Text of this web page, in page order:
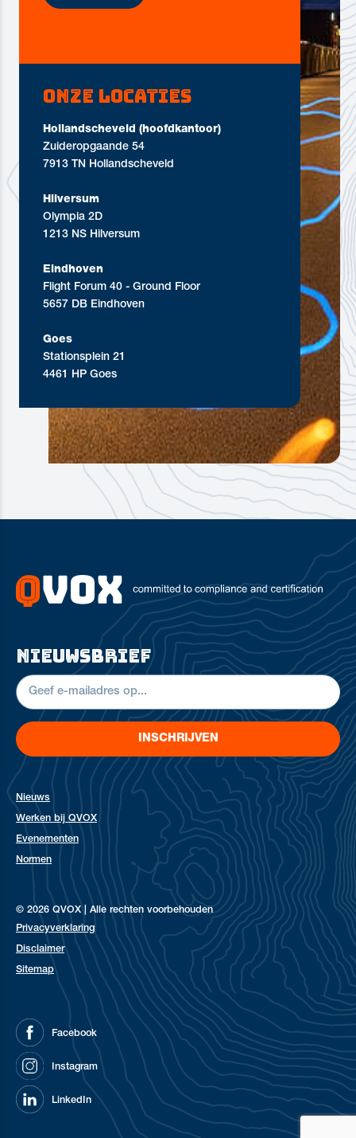
Onze locaties
Hollandscheveld (hoofdkantoor)
Zuideropgaande 54
7913 TN Hollandscheveld
Hilversum
Olympia 2D
1213 NS Hilversum
Eindhoven
Flight Forum 40 - Ground Floor
5657 DB Eindhoven
Goes
Stationsplein 21
4461 HP Goes
nieuwsbrief
INSCHRIJVEN
Nieuws
Werken bij QVOX
Evenementen
Normen
© 2026 QVOX | Alle rechten voorbehouden
Privacyverklaring
Disclaimer
Sitemap
Facebook
Instagram
LinkedIn